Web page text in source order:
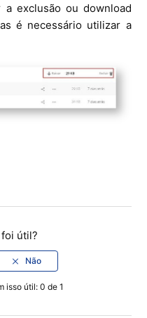
a exclusão ou download
é necessário utilizar a
útil?
isso útil: 0 de 1